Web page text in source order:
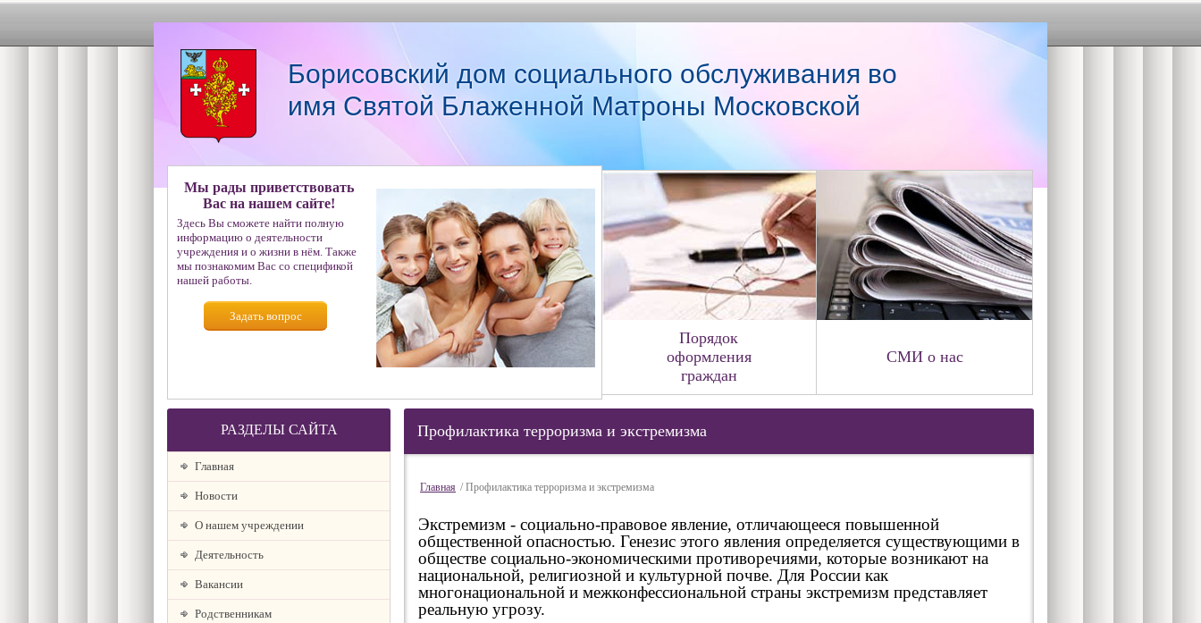
Борисовский дом социального обслуживания во
имя Святой Блаженной Матроны Московской
Мы рады приветствовать
Вас на нашем сайте!
Здесь Вы сможете найти полную
информацию о деятельности
учреждения и о жизни в нём. Также
мы познакомим Вас со спецификой
нашей работы.
Задать вопрос
Порядок
оформления
граждан
СМИ о нас
РАЗДЕЛЫ САЙТА
Главная
Новости
О нашем учреждении
Деятельность
Вакансии
Родственникам
Профилактика терроризма и экстремизма
Главная / Профилактика терроризма и экстремизма
Экстремизм - социально-правовое явление, отличающееся повышенной
общественной опасностью. Генезис этого явления определяется существующими в
обществе социально-экономическими противоречиями, которые возникают на
национальной, религиозной и культурной почве. Для России как
многонациональной и межконфессиональной страны экстремизм представляет
реальную угрозу.